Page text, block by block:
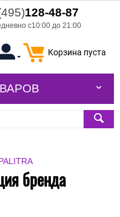
128-48-87
с10:00 до 21:00
Корзина пуста
бренда